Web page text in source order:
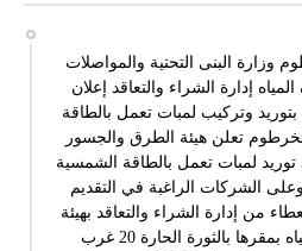
الخرطوم وزارة البنى التحتية والمواصلات
إدارة الشراء والتعاقد إعلان
والخاص بتوريد وتركيب لمبات تعمل بالطاقة
تعلن هيئة الطرق والجسور
لمبات تعمل بالطاقة الشمسية
الشركات الراغبة في التقديم
من إدارة الشراء والتعاقد بهيئة
الطرق والجسور و مصارف المياه بمقرها بالثورة الحارة 20 غرب